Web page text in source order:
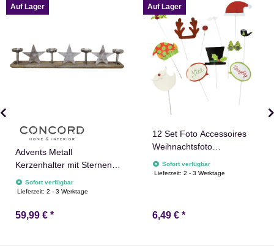
Auf Lager
Advents Metall
Kerzenhalter mit Sternen
aus Metall und Holz 75cm
Adventskranz
Weihnachten
Sofort verfügbar
Lieferzeit:2 - 3 Werktage
59,99 € *
Auf Lager
12 Set Foto Accessoires
Weihnachtsfoto
Weihnachten Christmas
Sofort verfügbar
Lieferzeit:2 - 3 Werktage
6,49 € *